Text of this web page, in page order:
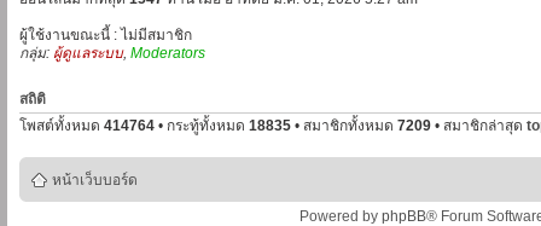
ผู้ใช้งานขณะนี้ : ไม่มีสมาชิก
กลุ่ม: ผู้ดูแลระบบ, Moderators
สถิติ
โพสต์ทั้งหมด 414764 • กระทู้ทั้งหมด 18835 • สมาชิกทั้งหมด 7209 • สมาชิกล่าสุด
หน้าเว็บบอร์ด
Powered by phpBB® Forum